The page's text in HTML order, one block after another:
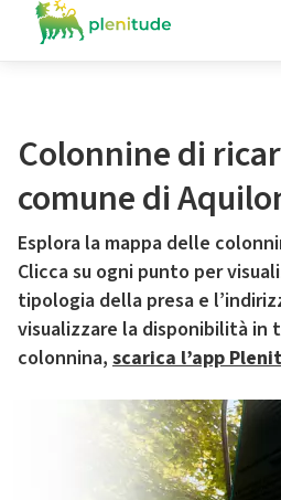
Colonnine di
comune di
Esplora la mappa delle
Clicca su ogni punto per
tipologia della presa e
visualizzare la disponibilità in
colonnina, scarica l’app